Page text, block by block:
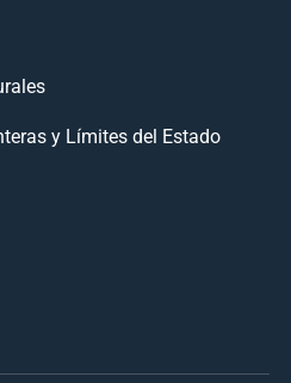
y Límites del Estado